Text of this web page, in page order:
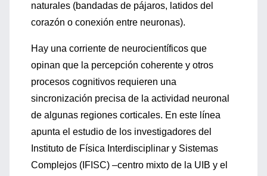
naturales (bandadas de pájaros, latidos del
corazón o conexión entre neuronas).
Hay una corriente de neurocientíficos que
opinan que la percepción coherente y otros
procesos cognitivos requieren una
sincronización precisa de la actividad neuronal
de algunas regiones corticales. En este línea
apunta el estudio de los investigadores del
Instituto de Física Interdisciplinar y Sistemas
Complejos (IFISC) –centro mixto de la UIB y el